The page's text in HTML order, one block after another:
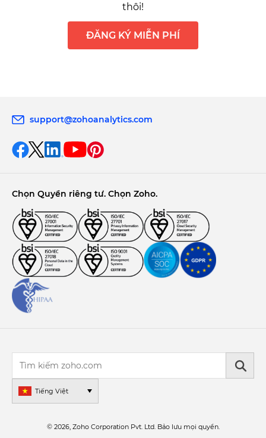
thôi!
ĐĂNG KÝ MIỄN PHÍ
support@zohoanalytics.com
Chọn Quyền riêng tư. Chọn Zoho.
Tiếng Việt
© 2026, Zoho Corporation Pvt. Ltd. Bảo lưu mọi quyền.